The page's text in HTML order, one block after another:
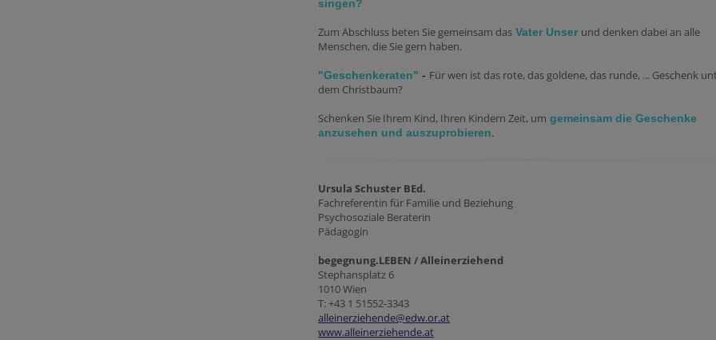
singen?
Zum Abschluss beten Sie gemeinsam das Vater Unser und denken dabei an alle
Menschen, die Sie gern haben.
"Geschenkeraten" - Für wen ist das rote, das goldene, das runde, ... Geschenk
dem Christbaum?
Schenken Sie Ihrem Kind, Ihren Kindern Zeit, um gemeinsam die Geschenke
anzusehen und auszuprobieren
Ursula Schuster BEd.
Fachreferentin für Familie und Beziehung
Psychosoziale Beraterin
Pädagogin
begegnung.LEBEN / Alleinerziehend
Stephansplatz 6
1010 Wien
T: +43 1 51552-3343
alleinerziehende@edw.or.at
www.alleinerziehende.at